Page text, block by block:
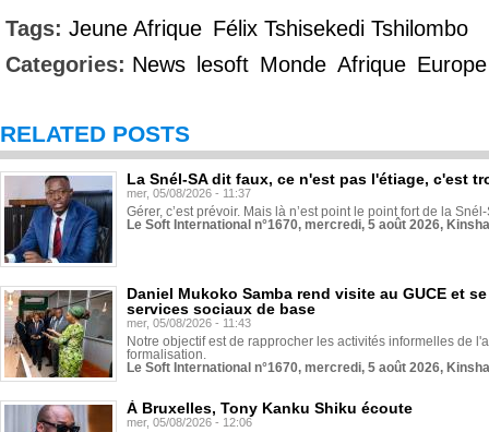
Tags: Jeune Afrique Félix Tshisekedi Tshilombo
Categories: News lesoft Monde Afrique Europe
RELATED POSTS
La Snél-SA dit faux, ce n'est pas l'étiage, c'est
mer, 05/08/2026 - 11:37
Gérer, c’est prévoir. Mais là n’est point le point fort de la
Le Soft International n°1670, mercredi, 5 août 2026,
Daniel Mukoko Samba rend visite au GUCE et
services sociaux de base
mer, 05/08/2026 - 11:43
Notre objectif est de rapprocher les activités informelles de
formalisation.
Le Soft International n°1670, mercredi, 5 août 2026,
À Bruxelles, Tony Kanku Shiku écoute
mer, 05/08/2026 - 12:06